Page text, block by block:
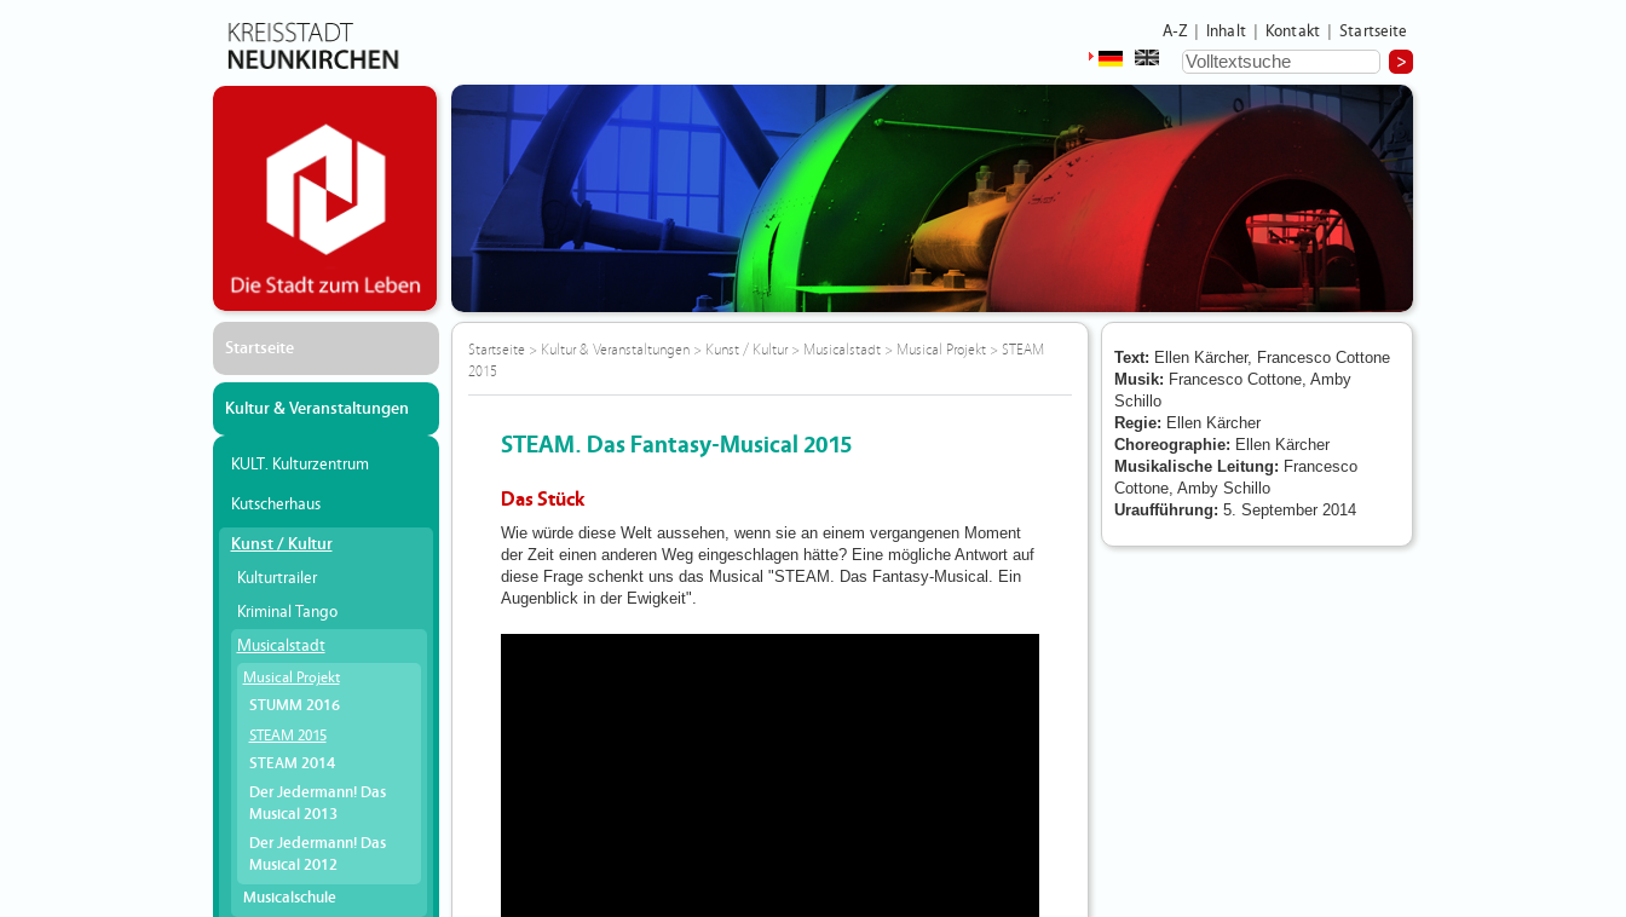
A-Z Inhalt Kontakt Startseite
Startseite
Kultur & Veranstaltungen
KULT. Kulturzentrum
Kutscherhaus
Kunst / Kultur
Kulturtrailer
Kriminal Tango
Musicalstadt
Musical Projekt
STUMM 2016
STEAM 2015
STEAM 2014
Der Jedermann! Das
Musical 2013
Der Jedermann! Das
Musical 2012
Musicalschule
Startseite> Kultur & Veranstaltungen> Kunst / Kultur> Musicalstadt> Musical Projekt> STEAM
2015
STEAM. Das Fantasy-Musical 2015
Das Stück
Wie würde diese Welt aussehen, wenn sie an einem vergangenen Moment
der Zeit einen anderen Weg eingeschlagen hätte? Eine mögliche Antwort auf
diese Frage schenkt uns das Musical "STEAM. Das Fantasy-Musical. Ein
Augenblick in der Ewigkeit".
Text: Ellen Kärcher, Francesco Cottone
Musik: Francesco Cottone, Amby
Schillo
Regie: Ellen Kärcher
Choreographie: Ellen Kärcher
Musikalische Leitung: Francesco
Cottone, Amby Schillo
Uraufführung: 5. September 2014